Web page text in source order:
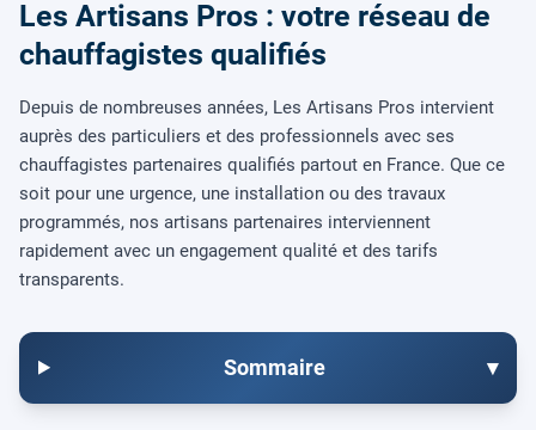
Les Artisans Pros : votre réseau de
chauffagistes qualifiés
Depuis de nombreuses années, Les Artisans Pros intervient
auprès des particuliers et des professionnels avec ses
chauffagistes partenaires qualifiés partout en France. Que ce
soit pour une urgence, une installation ou des travaux
programmés, nos artisans partenaires interviennent
rapidement avec un engagement qualité et des tarifs
transparents.
Sommaire ▾